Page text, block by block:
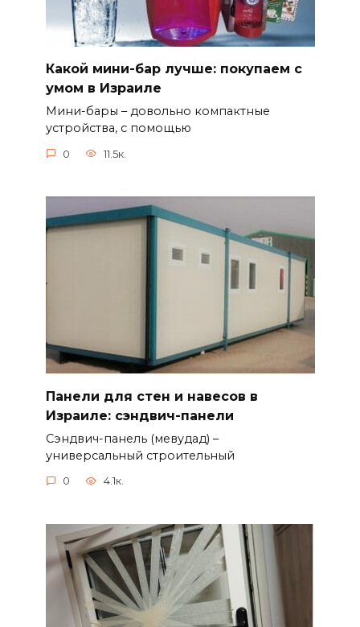
Какой мини-бар лучше: покупаем с
умом в Израиле
Мини-бары – довольно компактные
устройства, с помощью
0 11.5к.
Панели для стен и навесов в
Израиле: cэндвич-панели
Сэндвич-панель (мевудад) –
универсальный строительный
0 4.1к.